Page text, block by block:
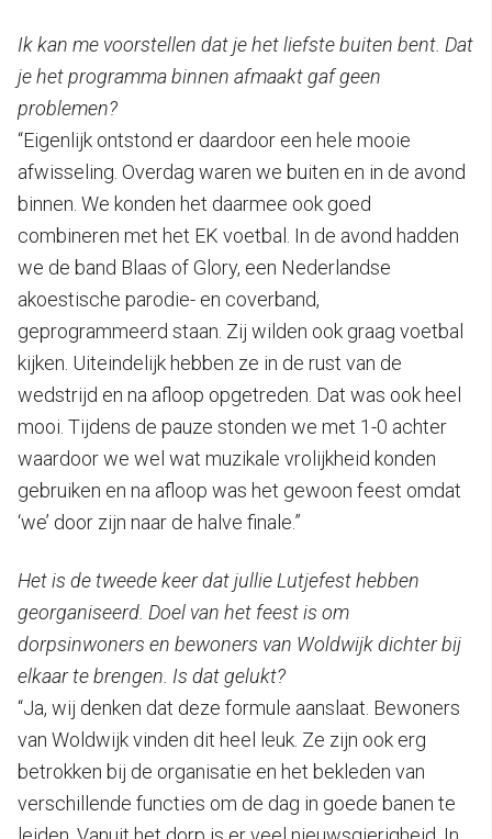
Ik kan me voorstellen dat je het liefste buiten bent. Dat
je het programma binnen afmaakt gaf geen
problemen?
“Eigenlijk ontstond er daardoor een hele mooie
afwisseling. Overdag waren we buiten en in de avond
binnen. We konden het daarmee ook goed
combineren met het EK voetbal. In de avond hadden
we de band Blaas of Glory, een Nederlandse
akoestische parodie- en coverband,
geprogrammeerd staan. Zij wilden ook graag voetbal
kijken. Uiteindelijk hebben ze in de rust van de
wedstrijd en na afloop opgetreden. Dat was ook heel
mooi. Tijdens de pauze stonden we met 1-0 achter
waardoor we wel wat muzikale vrolijkheid konden
gebruiken en na afloop was het gewoon feest omdat
‘we’ door zijn naar de halve finale.”
Het is de tweede keer dat jullie Lutjefest hebben
georganiseerd. Doel van het feest is om
dorpsinwoners en bewoners van Woldwijk dichter bij
elkaar te brengen. Is dat gelukt?
“Ja, wij denken dat deze formule aanslaat. Bewoners
van Woldwijk vinden dit heel leuk. Ze zijn ook erg
betrokken bij de organisatie en het bekleden van
verschillende functies om de dag in goede banen te